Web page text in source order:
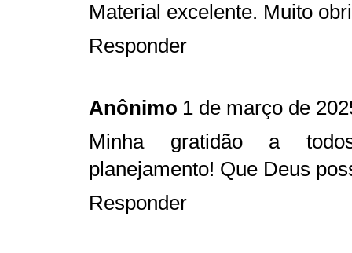
Material excelente. Muito
Responder
Anônimo 1 de março de
Minha gratidão a
planejamento! Que Deus
Responder